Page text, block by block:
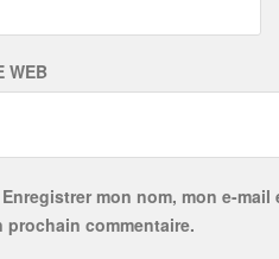
WEB
Enregistrer mon nom, mon e-
prochain commentaire.